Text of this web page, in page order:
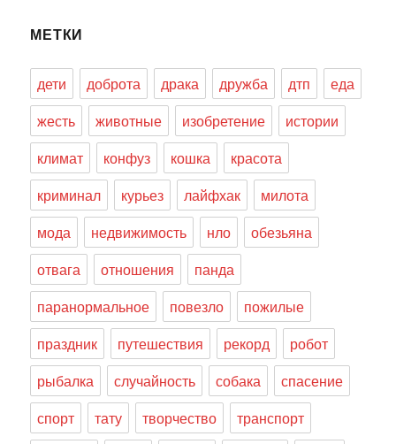
МЕТКИ
дети доброта драка дружба дтп
еда
жесть
животные изобретение
истории
климат
конфуз кошка
красота
криминал
курьез лайфхак
милота
мода
недвижимость нло
обезьяна
отвага
отношения
панда
паранормальное
повезло
пожилые
праздник
путешествия рекорд
робот
рыбалка
случайность собака
спасение
спорт
тату творчество
транспорт